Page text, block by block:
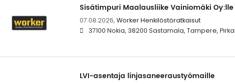
Sisätimpuri Maalausliike Vainiomäki Oy:lle
07.08.2026, Worker Henkilöstöratkaisut
37100 Nokia, 38200 Sastamala, Tampere,
LVI-asentaja linjasaneeraustyömaille